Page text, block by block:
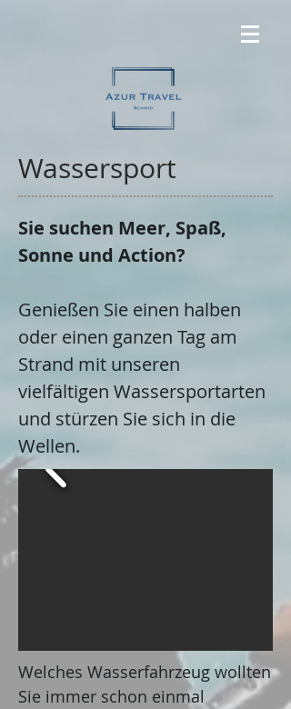
Wassersport
Sie suchen Meer, Spaß,
Sonne und Action?
Genießen Sie einen halben
oder einen ganzen Tag am
Strand mit unseren
vielfältigen Wassersportarten
und stürzen Sie sich in die
Wellen.
Welches Wasserfahrzeug wollten
Sie immer schon einmal